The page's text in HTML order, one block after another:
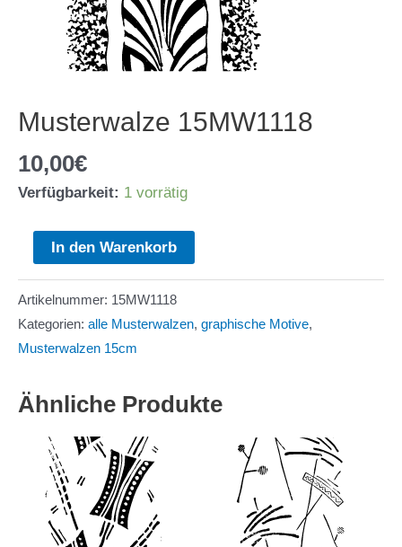
Musterwalze 15MW1118
10,00€
Verfügbarkeit: 1 vorrätig
Musterwalze
15MW1118
Menge
In den Warenkorb
Artikelnummer: 15MW1118
Kategorien: alle Musterwalzen, graphische Motive,
Musterwalzen 15cm
Ähnliche Produkte